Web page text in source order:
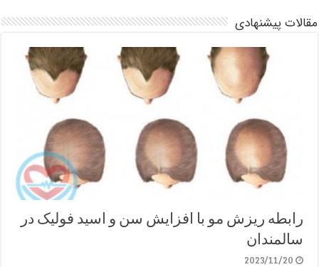
مقالات پیشنهادی
رابطه ریزش مو با افزایش سن و اسید فولیک در
سالمندان
2023/11/20